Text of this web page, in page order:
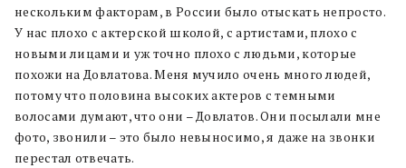
нескольким факторам, в России было отыскать непросто.
У нас плохо с актерской школой, с артистами, плохо с
новыми лицами и уж точно плохо с людьми, которые
похожи на Довлатова. Меня мучило очень много людей,
потому что половина высоких актеров с темными
волосами думают, что они – Довлатов. Они посылали мне
фото, звонили – это было невыносимо, я даже на звонки
перестал отвечать.